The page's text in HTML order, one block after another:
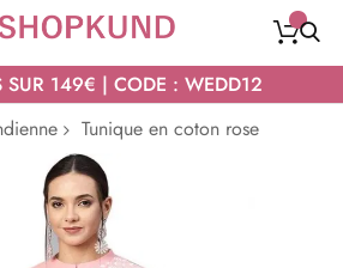
SUR 149€ | CODE : WEDD12
Tunique en coton rose